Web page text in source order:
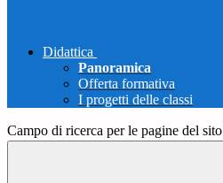
Didattica
Panoramica
Offerta formativa
I progetti delle classi
Campo di ricerca per le pagine del sito